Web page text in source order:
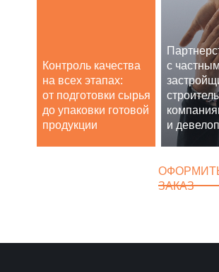
Контроль качества
на всех этапах:
от подготовки сырья
до упаковки готовой
продукции
с
и
ЗАКАЗ